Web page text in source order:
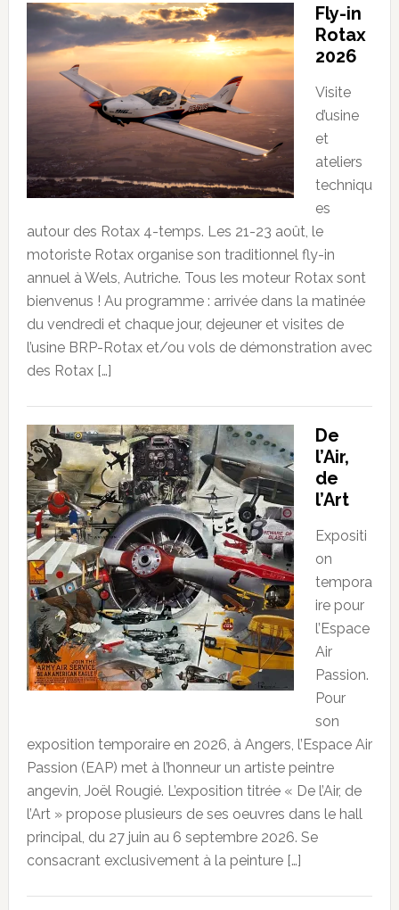
Fly-in
Rotax
2026
Visite
d’usine
et
ateliers
techniqu
es
autour des Rotax 4-temps. Les 21-23 août, le
motoriste Rotax organise son traditionnel fly-in
annuel à Wels, Autriche. Tous les moteur Rotax sont
bienvenus ! Au programme : arrivée dans la matinée
du vendredi et chaque jour, dejeuner et visites de
l’usine BRP-Rotax et/ou vols de démonstration avec
des Rotax […]
De
l’Air,
de
l’Art
Expositi
on
tempora
ire pour
l’Espace
Air
Passion.
Pour
son
exposition temporaire en 2026, à Angers, l’Espace Air
Passion (EAP) met à l’honneur un artiste peintre
angevin, Joël Rougié. L’exposition titrée « De l’Air, de
l’Art » propose plusieurs de ses oeuvres dans le hall
principal, du 27 juin au 6 septembre 2026. Se
consacrant exclusivement à la peinture […]